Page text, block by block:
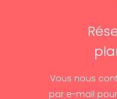
Vous nous
par e-mail